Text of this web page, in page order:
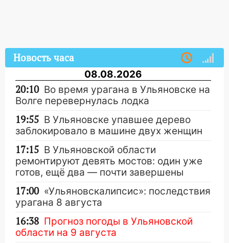
Новость часа
08.08.2026
20:10 Во время урагана в Ульяновске на
Волге перевернулась лодка
19:55 В Ульяновске упавшее дерево
заблокировало в машине двух женщин
17:15 В Ульяновской области
ремонтируют девять мостов: один уже
готов, ещё два — почти завершены
17:00 «Ульяновскалипсис»: последствия
урагана 8 августа
16:38 Прогноз погоды в Ульяновской
области на 9 августа